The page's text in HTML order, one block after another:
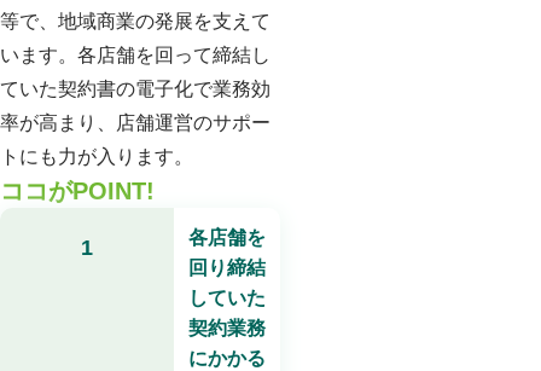
等で、地域商業の発展を支えて
います。各店舗を回って締結し
ていた契約書の電子化で業務効
率が高まり、店舗運営のサポー
トにも力が入ります。
ココがPOINT!
1
各店舗を
回り締結
していた
契約業務
にかかる